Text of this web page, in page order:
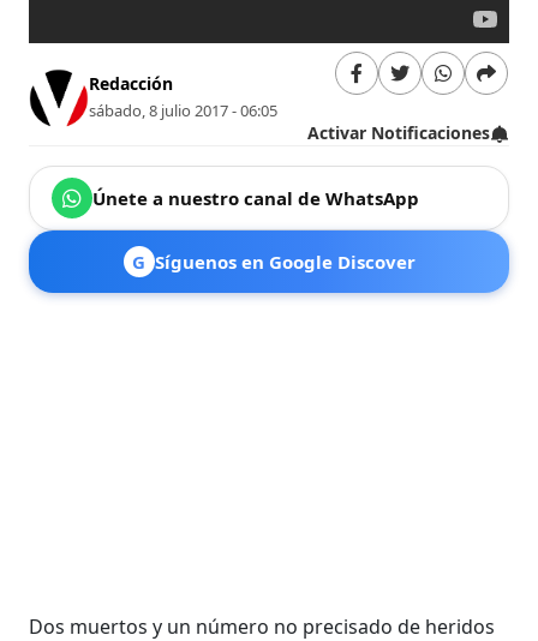
Redacción
sábado, 8 julio 2017 - 06:05
Activar Notificaciones
Únete a nuestro canal de WhatsApp
G Síguenos en Google Discover
Dos muertos y un número no precisado de heridos